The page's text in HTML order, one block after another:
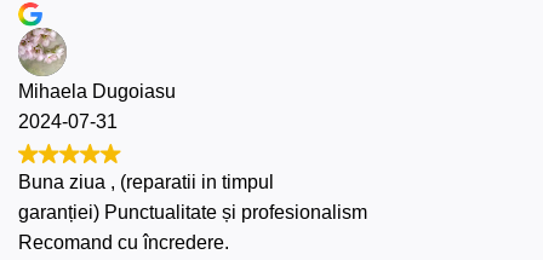
Mihaela Dugoiasu
2024-07-31
Buna ziua , (reparatii in timpul
garanției) Punctualitate și profesionalism
Recomand cu încredere.